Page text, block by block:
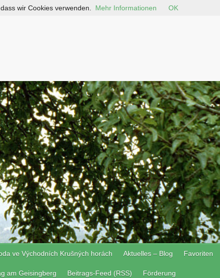
ve Východních Krušných horách Aktuelles – Blog Favoriten
am Geisingberg Beitrags-Feed (RSS) Förderung
wir Cookies verwenden. Mehr Informationen OK